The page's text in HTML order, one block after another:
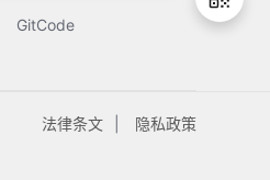
GitCode
法律条文 隐私政策